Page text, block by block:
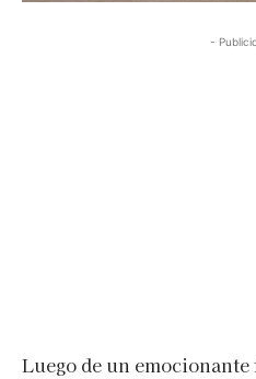
-
Luego de un emocionante